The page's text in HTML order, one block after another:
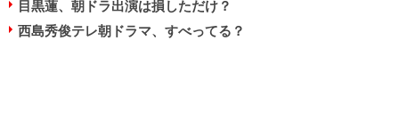
目黒蓮、朝ドラ出演は損しただけ？
西島秀俊テレ朝ドラマ、すべってる？